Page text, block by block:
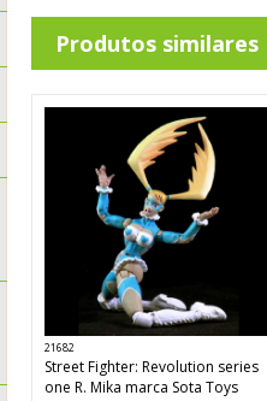
Produtos similares
21682
Street Fighter: Revolution series
one R. Mika marca Sota Toys